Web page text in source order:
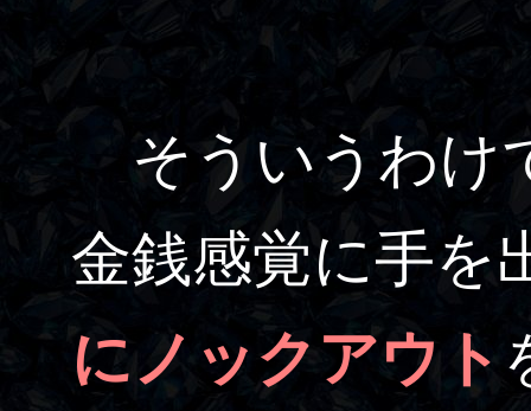
そういうわけ
金銭感覚に手を
にノックアウト